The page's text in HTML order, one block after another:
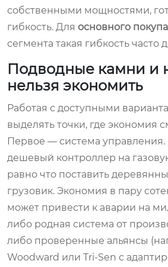
собственными мощностями,
гибкость. Для основного
сегмента такая гибкость часто
Подводные камни и
нельзя экономить
Работая с доступными
выделять точки, где экономия
Первое — система управления.
дешевый контроллер на
равно что поставить
грузовик. Экономия в пару
может привести к аварии на
либо родная система от
либо проверенные альянсы
Woodward или Tri-Sen с